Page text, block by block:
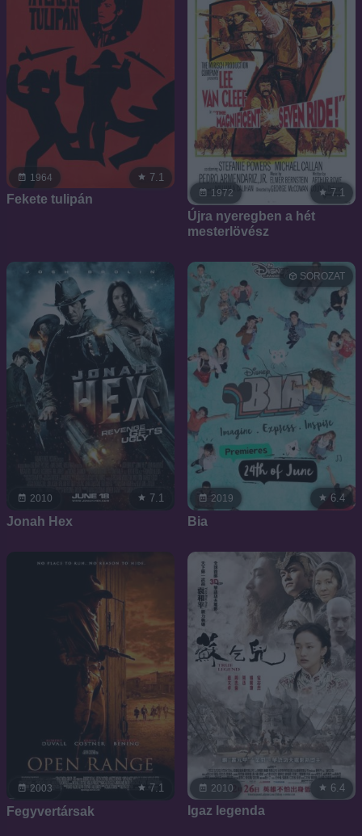
1964 7.1
Fekete tulipán 1972 7.1
Újra nyeregben a hét
mesterlövész
2010 7.1
Jonah Hex
2019
SOROZAT
6.4
Bia
2003 7.1
Fegyvertársak
2010 6.4
Igaz legenda